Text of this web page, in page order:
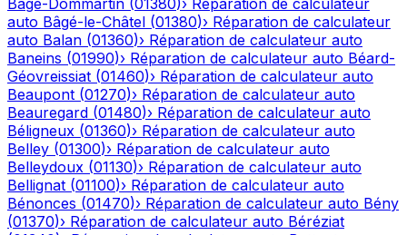
auto Bâgé-le-Châtel (01380)› Réparation de calculateur
auto Balan (01360)› Réparation de calculateur auto
Baneins (01990)› Réparation de calculateur auto Béard-
Géovreissiat (01460)› Réparation de calculateur auto
Beaupont (01270)› Réparation de calculateur auto
Beauregard (01480)› Réparation de calculateur auto
Béligneux (01360)› Réparation de calculateur auto
Belley (01300)› Réparation de calculateur auto
Belleydoux (01130)› Réparation de calculateur auto
Bellignat (01100)› Réparation de calculateur auto
Bénonces (01470)› Réparation de calculateur auto Bény
(01370)› Réparation de calculateur auto Béréziat